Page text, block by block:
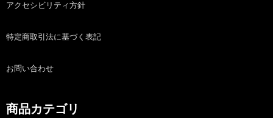
アクセシビリティ方針
特定商取引法に基づく表記
お問い合わせ
商品カテゴリ